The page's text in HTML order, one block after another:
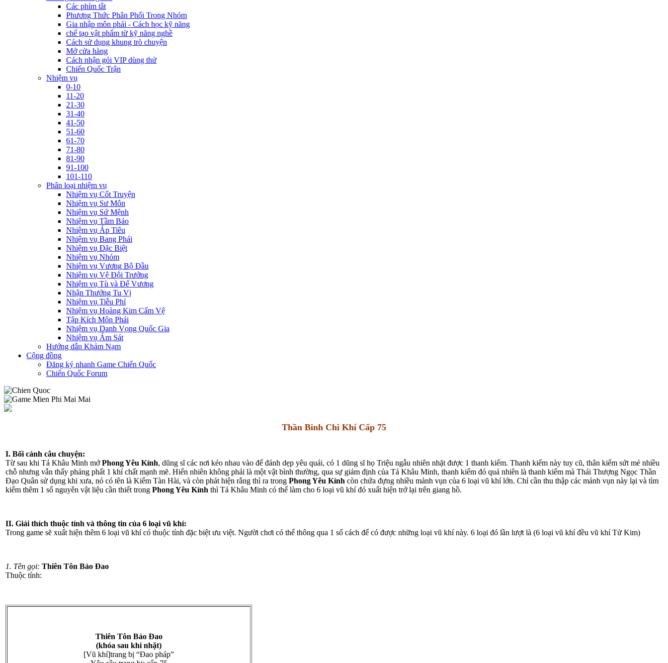
Các phím tắt
Phương Thức Phân Phối Trong Nhóm
Gia nhập môn phái - Cách học kỹ năng
chế tạo vật phẩm từ kỹ năng nghề
Cách sử dụng khung trò chuyện
Mở cửa hàng
Cách nhận gói VIP dùng thử
Chiến Quốc Trận
Nhiệm vụ
0-10
11-20
21-30
31-40
41-50
51-60
61-70
71-80
81-90
91-100
101-110
Phân loại nhiệm vụ
Nhiệm vụ Cốt Truyện
Nhiệm vụ Sư Môn
Nhiệm vụ Sứ Mệnh
Nhiệm vụ Tầm Bảo
Nhiệm vụ Áp Tiêu
Nhiệm vụ Bang Phái
Nhiệm vụ Đặc Biệt
Nhiệm vụ Nhóm
Nhiệm vụ Vương Bộ Đầu
Nhiệm vụ Vệ Đội Trưởng
Nhiệm vụ Tù và Đế Vương
Nhận Thưởng Tu Vị
Nhiệm vụ Tiễu Phỉ
Nhiệm vụ Hoàng Kim Cấm Vệ
Tập Kích Môn Phái
Nhiệm vụ Danh Vọng Quốc Gia
Nhiệm vụ Ám Sát
Hướng dẫn Khảm Nạm
Cộng đồng
Đăng ký nhanh Game Chiến Quốc
Chiến Quốc Forum
Thần Binh Chi Khí Cấp 75
I. Bối cảnh câu chuyện:
Từ sau khi Tả Khâu Minh mởPhong Yêu Kính, dũng sĩ các nơi kéo nhau vào để đánh dẹp yêu quái, có 1 dũng sĩ họ Triệu ngẫu nhiên nhặt được 1 thanh kiếm. Thanh kiếm này tuy cũ, thân kiếm sứt mẻ nhiều
chỗ nhưng vẫn thấy phảng phất 1 khí chất mạnh mẽ. Hiển nhiên không phải là một vật bình thường, qua sự giám định của Tả Khâu Minh, thanh kiếm đó quả nhiên là thanh kiếm mà Thái Thượng Ngọc Thần
Đạo Quân sử dụng khi xưa, nó có tên là Kiếm Tàn Hài, và còn phát hiện rằng thì ra trong Phong Yêu Kính còn chứa đựng nhiều mảnh vụn của 6 loại vũ khí lớn. Chỉ cần thu thập các mảnh vụn này lại và tìm
kiếm thêm 1 số nguyên vật liệu cần thiết trong Phong Yêu Kính thì Tả Khâu Minh có thể làm cho 6 loại vũ khí đó xuất hiện trở lại trên giang hồ.
II. Giải thích thuộc tính và thông tin của 6 loại vũ khí:
Trong game sẽ xuất hiện thêm 6 loại vũ khí có thuộc tính đặc biệt ưu việt. Người chơi có thể thông qua 1 số cách để có được những loại vũ khí này. 6 loại đó lần lượt là (6 loại vũ khí đều vũ khí Tử Kim)
1. Tên gọi: Thiên Tôn Bảo Đao
Thuộc tính:
Thiên Tôn Bảo Đao
(khóa sau khi nhặt)
[Vũ khí]trang bị “Đao pháp”